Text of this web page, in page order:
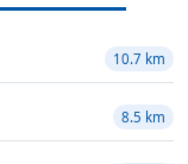
10.7 km
8.5 km